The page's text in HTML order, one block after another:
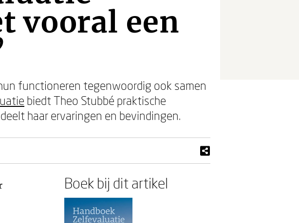
vooral een
functioneren tegenwoordig ook samen
biedt Theo Stubbé praktische
haar ervaringen en bevindingen.
Boek bij dit artikel